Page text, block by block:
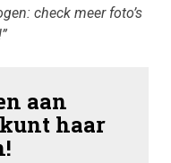
check meer foto’s
!”
aan
haar